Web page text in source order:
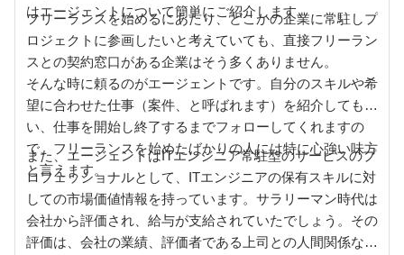
はエージェントについて簡単にご紹介します。
フリーランスを始めるにあたり、どこかの企業に常駐しプ
ロジェクトに参画したいと考えていても、直接フリーラン
スとの契約窓口がある企業はそう多くありません。
そんな時に頼るのがエージェントです。自分のスキルや希
望に合わせた仕事（案件、と呼ばれます）を紹介してもら
い、仕事を開始し終了するまでフォローしてくれますの
で、フリーランスを始めたばかりの人には特に心強い味方
と言えます。
また、エージェントはITエンジニア常駐型のサービスのプ
ロフェッショナルとして、ITエンジニアの保有スキルに対
しての市場価値情報を持っています。サラリーマン時代は
会社から評価され、給与が支給されていたでしょう。その
評価は、会社の業績、評価者である上司との人間関係など